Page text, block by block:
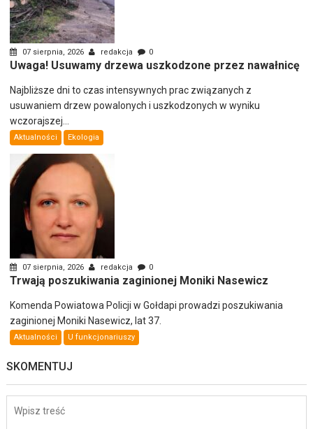
07 sierpnia, 2026 redakcja 0
Uwaga! Usuwamy drzewa uszkodzone przez nawałnicę
Najbliższe dni to czas intensywnych prac związanych z
usuwaniem drzew powalonych i uszkodzonych w wyniku
wczorajszej...
Aktualności Ekologia
07 sierpnia, 2026 redakcja 0
Trwają poszukiwania zaginionej Moniki Nasewicz
Komenda Powiatowa Policji w Gołdapi prowadzi poszukiwania
zaginionej Moniki Nasewicz, lat 37.
Aktualności U funkcjonariuszy
SKOMENTUJ